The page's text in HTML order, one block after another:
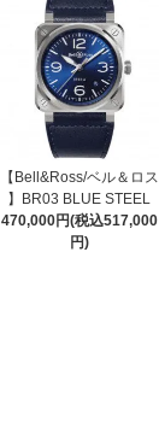
【Bell&Ross/ベル＆ロス
】BR03 BLUE STEEL
470,000円(税込517,000
円)